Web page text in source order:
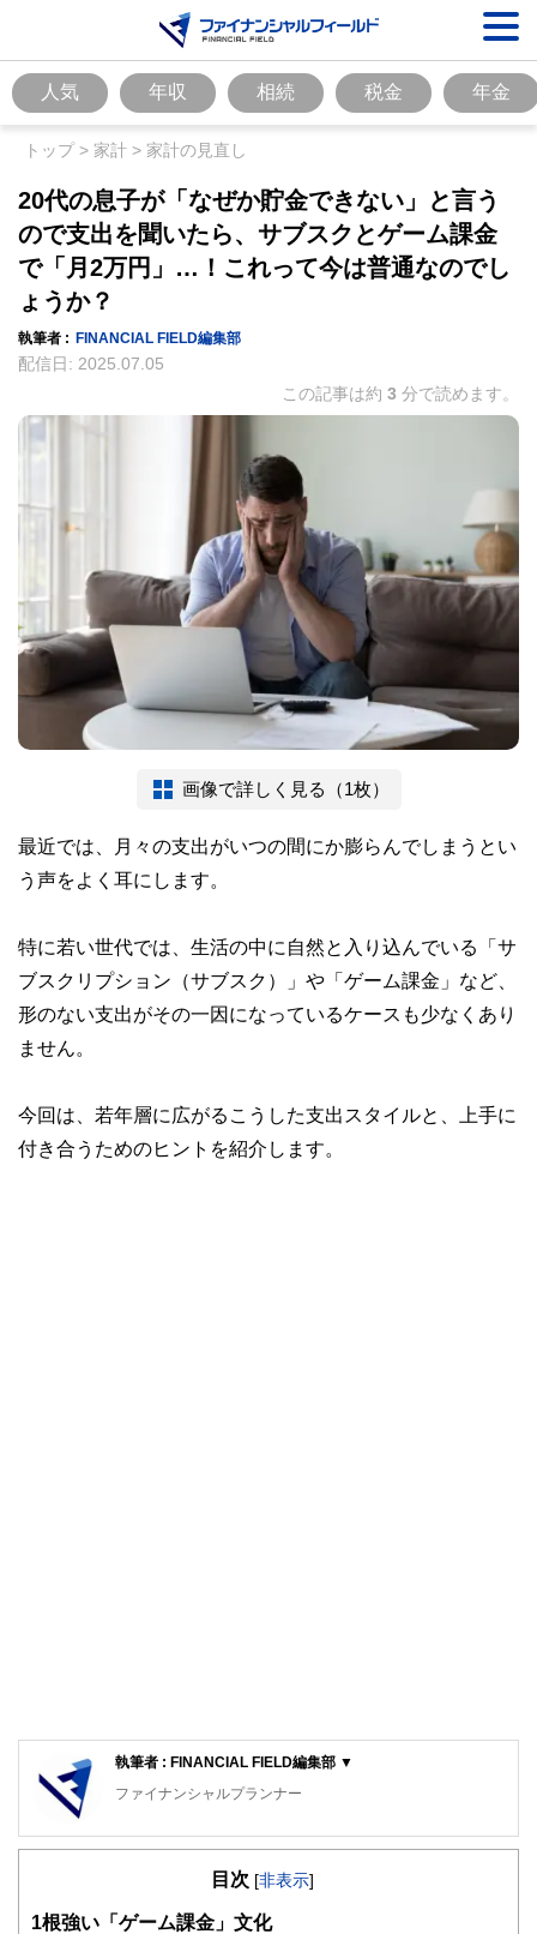
人気 年収 相続 税金 年金
トップ> 家計 > 家計の見直し
20代の息子が「なぜか貯金できない」と言う
ので支出を聞いたら、サブスクとゲーム課金
で「月2万円」…！これって今は普通なのでし
ょうか？
執筆者 : FINANCIAL FIELD編集部
配信日: 2025.07.05
この記事は約 3 分で読めます。
画像で詳しく見る（1枚）
最近では、月々の支出がいつの間にか膨らんでしまうとい
う声をよく耳にします。
特に若い世代では、生活の中に自然と入り込んでいる「サ
ブスクリプション（サブスク）」や「ゲーム課金」など、
形のない支出がその一因になっているケースも少なくあり
ません。
今回は、若年層に広がるこうした支出スタイルと、上手に
付き合うためのヒントを紹介します。
執筆者 : FINANCIAL FIELD編集部 ▼
ファイナンシャルプランナー
FinancialField編集部は、金融、経済に関する記事を、日々
知識がない方でも理解できるようわかりやすく発信していま
目次 [非表示]
1 根強い「ゲーム課金」文化